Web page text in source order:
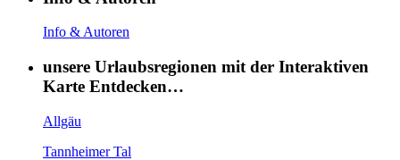
Info & Autoren
unsere Urlaubsregionen mit der Interaktiven
Karte Entdecken…
Allgäu
Tannheimer Tal